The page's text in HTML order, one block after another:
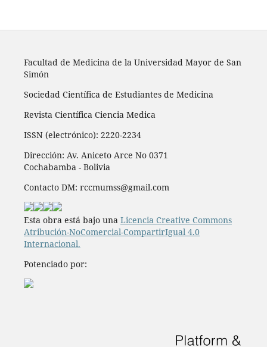
Facultad de Medicina de la Universidad Mayor de San
Simón
Sociedad Científica de Estudiantes de Medicina
Revista Científica Ciencia Medica
ISSN (electrónico): 2220-2234
Dirección: Av. Aniceto Arce No 0371
Cochabamba - Bolivia
Contacto DM: rccmumss@gmail.com
Esta obra está bajo una Licencia Creative Commons
Atribución-NoComercial-CompartirIgual 4.0
Internacional.
Potenciado por: